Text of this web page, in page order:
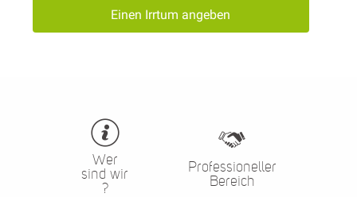
Einen Irrtum angeben
Wer
sind wir
?
Professioneller
Bereich